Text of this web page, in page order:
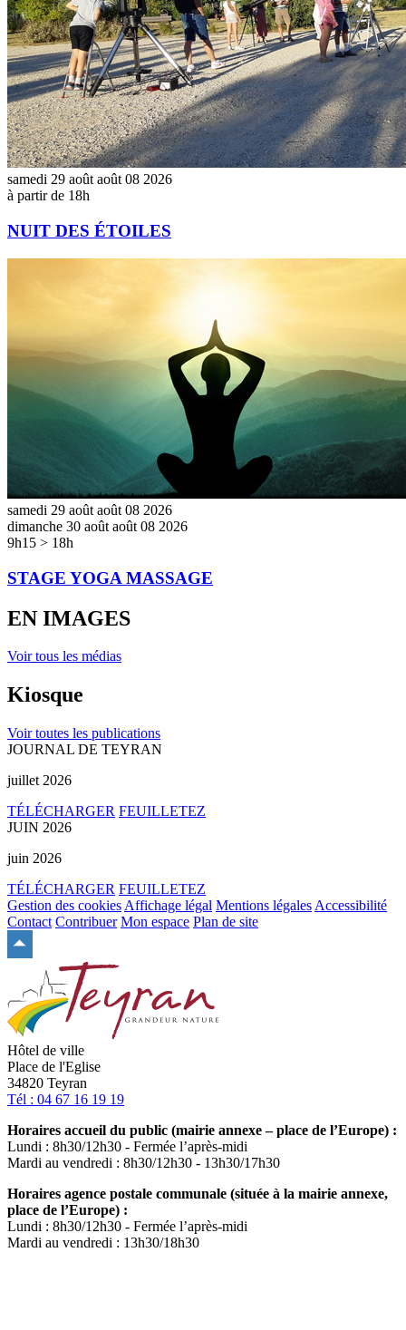
samedi 29 août août 08 2026
à partir de 18h
NUIT DES ÉTOILES
samedi 29 août août 08 2026
dimanche 30 août août 08 2026
9h15 > 18h
STAGE YOGA MASSAGE
EN IMAGES
Voir tous les médias
Kiosque
Voir toutes les publications
JOURNAL DE TEYRAN
juillet 2026
TÉLÉCHARGER FEUILLETEZ
JUIN 2026
juin 2026
TÉLÉCHARGER FEUILLETEZ
Gestion des cookies Affichage légal Mentions légales Accessibilité
Contact Contribuer Mon espace Plan de site
haut
du
site
Hôtel de ville
Place de l'Eglise
34820 Teyran
Tél : 04 67 16 19 19
Horaires accueil du public (mairie annexe – place de l’Europe) :
Lundi : 8h30/12h30 - Fermée l’après-midi
Mardi au vendredi : 8h30/12h30 - 13h30/17h30
Horaires agence postale communale (située à la mairie annexe,
place de l’Europe) :
Lundi : 8h30/12h30 - Fermée l’après-midi
Mardi au vendredi : 13h30/18h30